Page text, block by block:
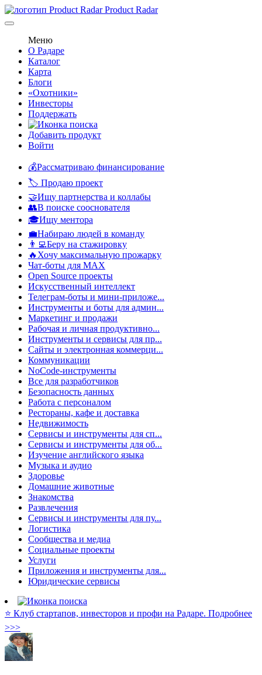
Product Radar
Меню
О Радаре
Каталог
Карта
Блоги
«Охотники»
Инвесторы
Поддержать
Добавить продукт
Войти
💰Рассматриваю финансирование
🏷️ Продаю проект
🤝Ищу партнерства и коллабы
👥В поиске сооснователя
🎓Ищу ментора
💼Набираю людей в команду
👨‍💻Беру на стажировку
🔥Хочу максимальную прожарку
Чат-боты для MAX
Open Source проекты
Искусственный интеллект
Телеграм-боты и мини-приложе...
Инструменты и боты для админ...
Маркетинг и продажи
Рабочая и личная продуктивно...
Инструменты и сервисы для пр...
Сайты и электронная коммерци...
Коммуникации
NoCode-инструменты
Все для разработчиков
Безопасность данных
Работа с персоналом
Рестораны, кафе и доставка
Недвижимость
Сервисы и инструменты для сп...
Сервисы и инструменты для об...
Изучение английского языка
Музыка и аудио
Здоровье
Домашние животные
Знакомства
Развлечения
Сервисы и инструменты для пу...
Логистика
Сообщества и медиа
Социальные проекты
Услуги
Приложения и инструменты для...
Юридические сервисы
⭐️ Клуб стартапов, инвесторов и профи на Радаре. Подробнее
>>>